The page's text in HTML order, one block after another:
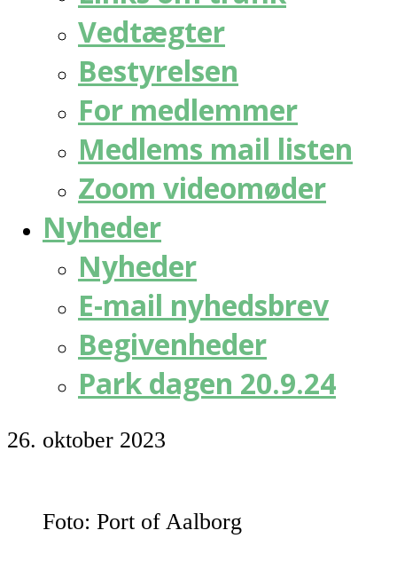
Vedtægter
Bestyrelsen
For medlemmer
Medlems mail listen
Zoom videomøder
Nyheder
Nyheder
E-mail nyhedsbrev
Begivenheder
Park dagen 20.9.24
26. oktober 2023
Foto: Port of Aalborg